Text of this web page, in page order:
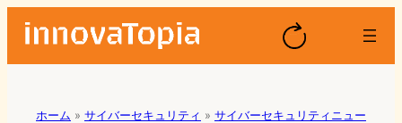
ホーム » サイバーセキュリティ » サイバーセキュリティニュー